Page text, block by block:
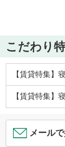
こだわり
【賃貸特集】
【賃貸特集】
メール